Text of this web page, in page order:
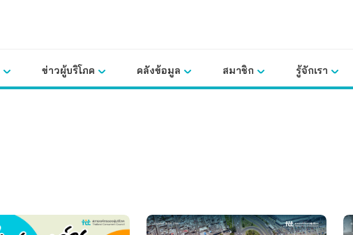
ข่าวผู้บริโภค คลังข้อมูล สมาชิก รู้จักเรา